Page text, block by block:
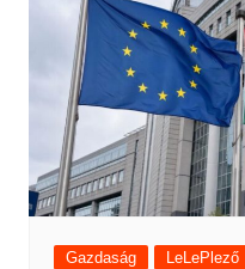
Gazdaság LeLePlező